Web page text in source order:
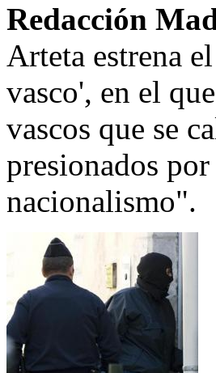
Redacción
Arteta estrena
vasco', en el
vascos que se
presionados
nacionalismo".